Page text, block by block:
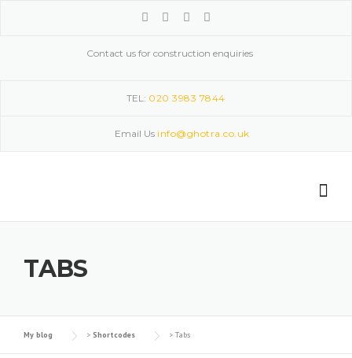
Contact us for construction enquiries
TEL: 020 3983 7844
Email Us info@ghotra.co.uk
TABS
My blog > Shortcodes > Tabs